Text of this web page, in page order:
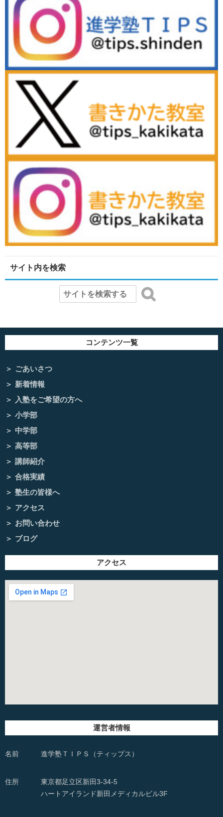
サイト内を検索
コンテンツ一覧
ごあいさつ
新着情報
入塾をご希望の方へ
小学部
中学部
高等部
講師紹介
合格実績
塾生の皆様へ
アクセス
お問い合わせ
ブログ
アクセス
運営者情報
名前 進学塾ＴＩＰＳ（ティップス）
住所
東京都足立区新田3-34-5
ハートアイランド新田メディカルビル3F